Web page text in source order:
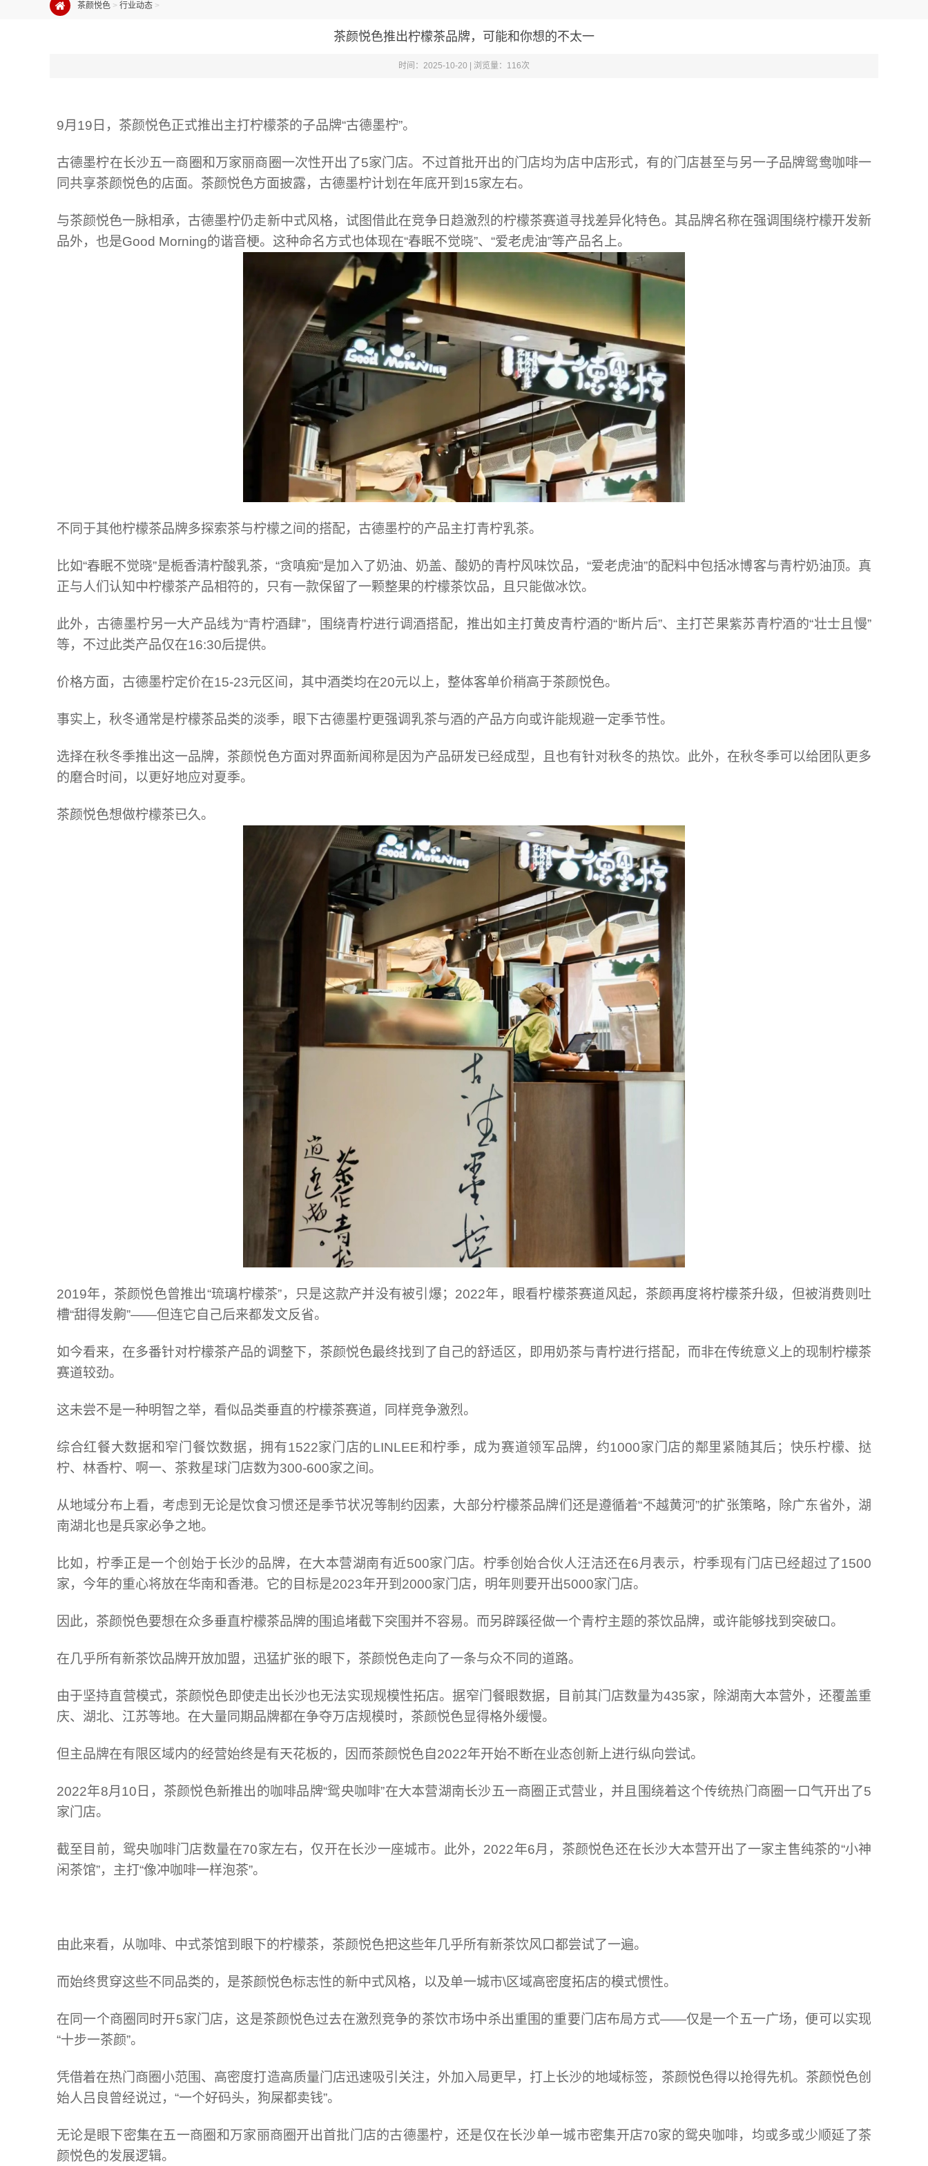
茶颜悦色 > 行业动态 >
茶颜悦色推出柠檬茶品牌，可能和你想的不太一
时间：2025-10-20 | 浏览量：116次
9月19日，茶颜悦色正式推出主打柠檬茶的子品牌“古德墨柠”。
古德墨柠在长沙五一商圈和万家丽商圈一次性开出了5家门店。不过首批开出的门店均为店中店形式，有的门店甚至与另一子品牌鸳鸯咖啡一
同共享茶颜悦色的店面。茶颜悦色方面披露，古德墨柠计划在年底开到15家左右。
与茶颜悦色一脉相承，古德墨柠仍走新中式风格，试图借此在竞争日趋激烈的柠檬茶赛道寻找差异化特色。其品牌名称在强调围绕柠檬开发新
品外，也是Good Morning的谐音梗。这种命名方式也体现在“春眠不觉晓”、“爱老虎油”等产品名上。
不同于其他柠檬茶品牌多探索茶与柠檬之间的搭配，古德墨柠的产品主打青柠乳茶。
比如“春眠不觉晓”是栀香清柠酸乳茶，“贪嗔痴”是加入了奶油、奶盖、酸奶的青柠风味饮品，“爱老虎油”的配料中包括冰博客与青柠奶油顶。真
正与人们认知中柠檬茶产品相符的，只有一款保留了一颗整果的柠檬茶饮品，且只能做冰饮。
此外，古德墨柠另一大产品线为“青柠酒肆”，围绕青柠进行调酒搭配，推出如主打黄皮青柠酒的“断片后”、主打芒果紫苏青柠酒的“壮士且慢”
等，不过此类产品仅在16:30后提供。
价格方面，古德墨柠定价在15-23元区间，其中酒类均在20元以上，整体客单价稍高于茶颜悦色。
事实上，秋冬通常是柠檬茶品类的淡季，眼下古德墨柠更强调乳茶与酒的产品方向或许能规避一定季节性。
选择在秋冬季推出这一品牌，茶颜悦色方面对界面新闻称是因为产品研发已经成型，且也有针对秋冬的热饮。此外，在秋冬季可以给团队更多
的磨合时间，以更好地应对夏季。
茶颜悦色想做柠檬茶已久。
2019年，茶颜悦色曾推出“琉璃柠檬茶”，只是这款产并没有被引爆；2022年，眼看柠檬茶赛道风起，茶颜再度将柠檬茶升级，但被消费则吐
槽“甜得发齁”——但连它自己后来都发文反省。
如今看来，在多番针对柠檬茶产品的调整下，茶颜悦色最终找到了自己的舒适区，即用奶茶与青柠进行搭配，而非在传统意义上的现制柠檬茶
赛道较劲。
这未尝不是一种明智之举，看似品类垂直的柠檬茶赛道，同样竞争激烈。
综合红餐大数据和窄门餐饮数据，拥有1522家门店的LINLEE和柠季，成为赛道领军品牌，约1000家门店的鄰里紧随其后；快乐柠檬、挞
柠、林香柠、啊一、茶救星球门店数为300-600家之间。
从地域分布上看，考虑到无论是饮食习惯还是季节状况等制约因素，大部分柠檬茶品牌们还是遵循着“不越黄河”的扩张策略，除广东省外，湖
南湖北也是兵家必争之地。
比如，柠季正是一个创始于长沙的品牌，在大本营湖南有近500家门店。 柠季创始合伙人汪洁还在6月表示，柠季现有门店已经超过了1500
家，今年的重心将放在华南和香港。它的目标是2023年开到2000家门店，明年则要开出5000家门店。
因此，茶颜悦色要想在众多垂直柠檬茶品牌的围追堵截下突围并不容易。而另辟蹊径做一个青柠主题的茶饮品牌，或许能够找到突破口。
在几乎所有新茶饮品牌开放加盟，迅猛扩张的眼下，茶颜悦色走向了一条与众不同的道路。
由于坚持直营模式，茶颜悦色即使走出长沙也无法实现规模性拓店。据窄门餐眼数据，目前其门店数量为435家，除湖南大本营外，还覆盖重
庆、湖北、江苏等地。在大量同期品牌都在争夺万店规模时，茶颜悦色显得格外缓慢。
但主品牌在有限区域内的经营始终是有天花板的，因而茶颜悦色自2022年开始不断在业态创新上进行纵向尝试。
2022年8月10日，茶颜悦色新推出的咖啡品牌“鸳央咖啡”在大本营湖南长沙五一商圈正式营业 ，并且围绕着这个传统热门商圈一口气开出了5
家门店。
截至目前，鸳央咖啡门店数量在70家左右，仅开在长沙一座城市。此外，2022年6月，茶颜悦色还在长沙大本营开出了一家主售纯茶的“小神
闲茶馆”，主打“像冲咖啡一样泡茶”。
由此来看，从咖啡、中式茶馆到眼下的柠檬茶，茶颜悦色把这些年几乎所有新茶饮风口都尝试了一遍。
而始终贯穿这些不同品类的，是茶颜悦色标志性的新中式风格，以及单一城市\区域高密度拓店的模式惯性。
在同一个商圈同时开5家门店，这是茶颜悦色过去在激烈竞争的茶饮市场中杀出重围的重要门店布局方式——仅是一个五一广场，便可以实现
“十步一茶颜”。
凭借着在热门商圈小范围、高密度打造高质量门店迅速吸引关注，外加入局更早，打上长沙的地域标签，茶颜悦色得以抢得先机。茶颜悦色创
始人吕良曾经说过，“一个好码头，狗屎都卖钱”。
无论是眼下密集在五一商圈和万家丽商圈开出首批门店的古德墨柠，还是仅在长沙单一城市密集开店70家的鸳央咖啡，均或多或少顺延了茶
颜悦色的发展逻辑。